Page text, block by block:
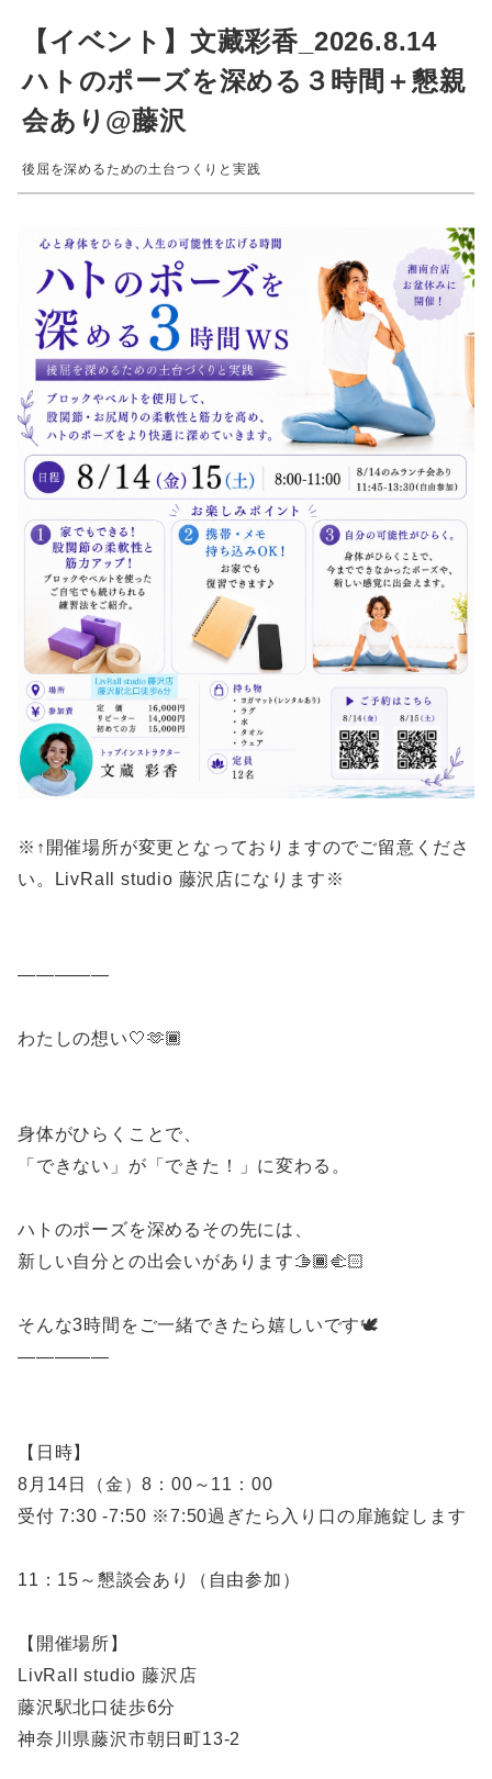
【イベント】文藏彩香_2026.8.14
ハトのポーズを深める３時間＋懇親
会あり@藤沢
後屈を深めるための土台つくりと実践
※↑開催場所が変更となっておりますのでご留意くださ
い。LivRall studio 藤沢店になります※
—————
わたしの想い🤍🫶🏾
身体がひらくことで、
「できない」が「できた！」に変わる。
ハトのポーズを深めるその先には、
新しい自分との出会いがあります🫱🏾‍🫲🏻
そんな3時間をご一緒できたら嬉しいです🕊️
—————
【日時】
8月14日（金）8：00～11：00
受付 7:30 -7:50 ※7:50過ぎたら入り口の扉施錠します
11：15～懇談会あり（自由参加）
【開催場所】
LivRall studio 藤沢店
藤沢駅北口徒歩6分
神奈川県藤沢市朝日町13-2